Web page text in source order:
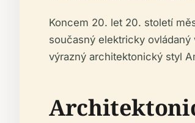
Koncem 20. let 20. století
současný elektricky
výrazný architektonický styl